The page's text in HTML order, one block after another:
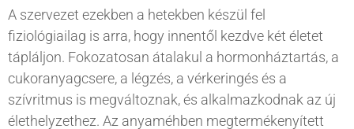
A szervezet ezekben a hetekben készül fel
fiziológiailag is arra, hogy innentől kezdve két életet
tápláljon. Fokozatosan átalakul a hormonháztartás, a
cukoranyagcsere, a légzés, a vérkeringés és a
szívritmus is megváltoznak, és alkalmazkodnak az új
élethelyzethez. Az anyaméhben megtermékenyített